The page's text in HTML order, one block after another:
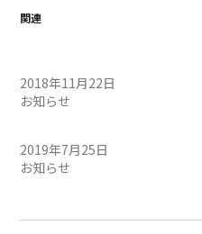
関連
2018年11月22日
お知らせ
2019年7月25日
お知らせ